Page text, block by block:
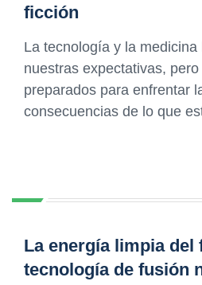
ficción
La tecnología y la
nuestras expectativas,
preparados para enfrentar
consecuencias de lo que
La energía limpia del
tecnología de fusión